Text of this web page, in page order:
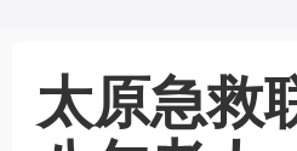
太原急救